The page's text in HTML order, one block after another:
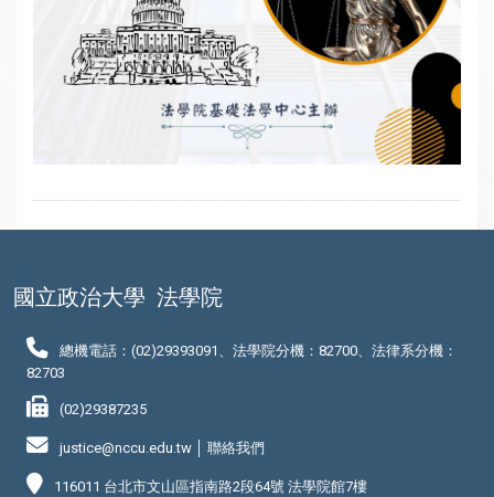
國立政治大學 法學院
總機電話：(02)29393091、法學院分機：82700、法律系分機：
82703
(02)29387235
justice@nccu.edu.tw │聯絡我們
116011 台北市文山區指南路2段64號 法學院館7樓